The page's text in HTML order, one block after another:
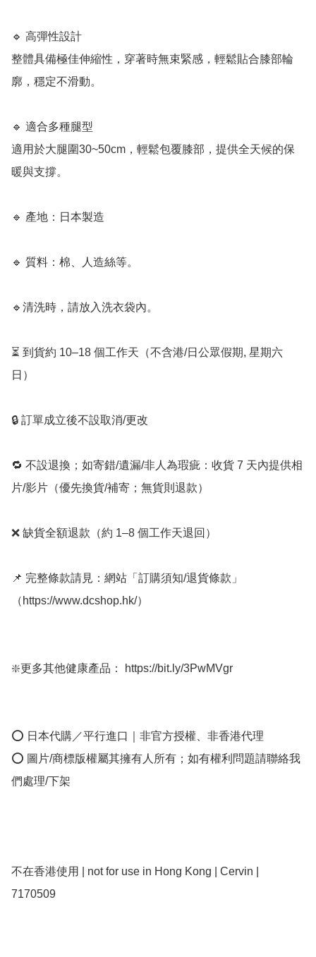
🔹 高彈性設計
整體具備極佳伸縮性，穿著時無束緊感，輕鬆貼合膝部輪
廓，穩定不滑動。
🔹 適合多種腿型
適用於大腿圍30~50cm，輕鬆包覆膝部，提供全天候的保
暖與支撐。
🔹 產地：日本製造
🔹 質料：棉、人造絲等。
🔹清洗時，請放入洗衣袋內。
⏳ 到貨約 10–18 個工作天（不含港/日公眾假期, 星期六
日）
🔒 訂單成立後不設取消/更改
🔁 不設退換；如寄錯/遺漏/非人為瑕疵：收貨 7 天內提供相
片/影片（優先換貨/補寄；無貨則退款）
❌ 缺貨全額退款（約 1–8 個工作天退回）
📌 完整條款請見：網站「訂購須知/退貨條款」
（https://www.dcshop.hk/）
❇️更多其他健康產品： https://bit.ly/3PwMVgr
⭕ 日本代購／平行進口｜非官方授權、非香港代理
⭕ 圖片/商標版權屬其擁有人所有；如有權利問題請聯絡我
們處理/下架
不在香港使用 | not for use in Hong Kong | Cervin |
7170509